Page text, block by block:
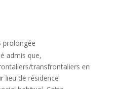
prolongée
admis que,
transfrontaliers en
lieu de résidence